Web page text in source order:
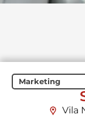
Marketing
Vila